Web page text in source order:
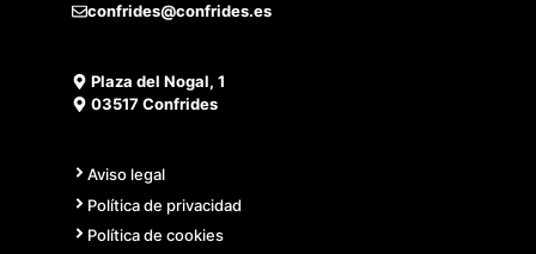
confrides@confrides.es
Plaza del Nogal, 1
03517 Confrides
Aviso legal
Política de privacidad
Política de cookies